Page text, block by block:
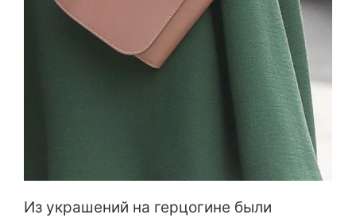
Из украшений на герцогине были